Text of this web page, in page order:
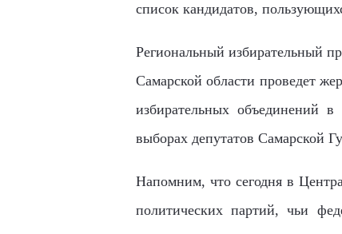
список кандидатов,
Региональный избирательный
Самарской области проведет
избирательных объединений
выборах депутатов Самарской
Напомним, что сегодня в
политических партий, чьи